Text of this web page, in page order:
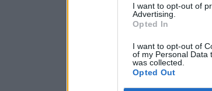
I want to opt-out of
Advertising.
Opted In
I want to opt-out of
of my Personal Data
was collected.
Opted Out